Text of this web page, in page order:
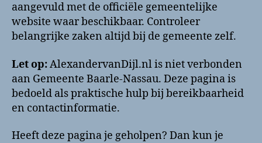
aangevuld met de officiële gemeentelijke
website waar beschikbaar. Controleer
belangrijke zaken altijd bij de gemeente zelf.
Let op:AlexandervanDijl.nl is niet verbonden
aan Gemeente Baarle-Nassau. Deze pagina is
bedoeld als praktische hulp bij bereikbaarheid
en contactinformatie.
Heeft deze pagina je geholpen? Dan kun je